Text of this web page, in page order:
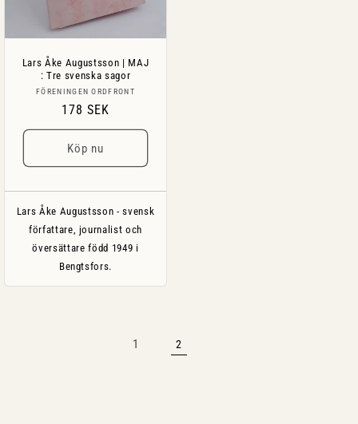
Lars Åke Augustsson | MAJ
: Tre svenska sagor
Säljare:
FÖRENINGEN ORDFRONT
Ordinarie
pris
178 SEK
Köp nu
Lars Åke Augustsson - svensk
författare, journalist och
översättare född 1949 i
Bengtsfors.
1 2